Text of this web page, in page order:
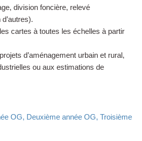
division foncière, relevé
cartes à toutes les échelles à partir
d’aménagement urbain et rural,
ou aux estimations de
OG, Deuxième année OG, Troisième